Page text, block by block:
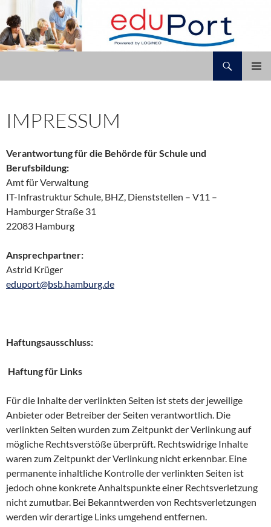
Inhalt
springen
IMPRESSUM
Verantwortung für die Behörde für Schule und
Berufsbildung:
Amt für Verwaltung
IT-Infrastruktur Schule, BHZ, Dienststellen – V11 –
Hamburger Straße 31
22083 Hamburg
Ansprechpartner:
Astrid Krüger
eduport@bsb.hamburg.de
Haftungsausschluss:
Haftung für Links
Für die Inhalte der verlinkten Seiten ist stets der jeweilige
Anbieter oder Betreiber der Seiten verantwortlich. Die
verlinkten Seiten wurden zum Zeitpunkt der Verlinkung auf
mögliche Rechtsverstöße überprüft. Rechtswidrige Inhalte
waren zum Zeitpunkt der Verlinkung nicht erkennbar. Eine
permanente inhaltliche Kontrolle der verlinkten Seiten ist
jedoch ohne konkrete Anhaltspunkte einer Rechtsverletzung
nicht zumutbar. Bei Bekanntwerden von Rechtsverletzungen
werden wir derartige Links umgehend entfernen.